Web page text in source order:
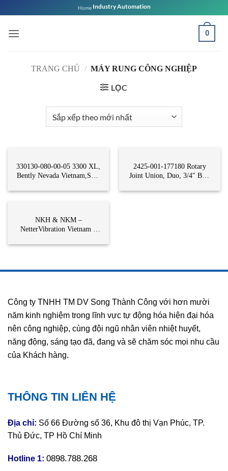
qua
nội
Home Industry Automation
0
TRANG CHỦ / MÁY RUNG CÔNG NGHIỆP
LỌC
330130-080-00-05 3300 XL,
Bently Nevada Vietnam,STC
2425-001-177180 Rotary
Joint Union, Duo, 3/4″ BSP
Vietnam | 2425-001-177180
NKH & NKM –
NetterVibration Vietnam –
NetterVibration
Công ty TNHH TM DV Song Thành Công với hơn mười
năm kinh nghiệm trong lĩnh vực tự động hóa hiện đại hóa
nên công nghiệp, cùng đội ngũ nhân viên nhiệt huyết,
năng động, sáng tạo đã, đang và sẽ chăm sóc mọi nhu cầu
của Khách hàng.
THÔNG TIN LIÊN HỆ
Địa chỉ: Số 66 Đường số 36, Khu đô thị Vạn Phúc, TP.
Thủ Đức, TP Hồ Chí Minh
Hotline 1: 0898.788.268